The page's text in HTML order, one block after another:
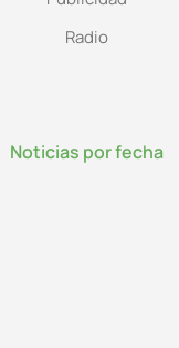
Radio
Noticias por fecha